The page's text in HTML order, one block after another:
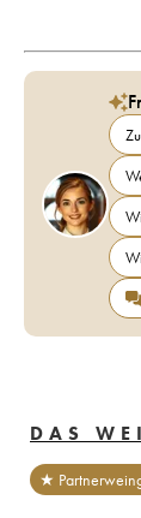
DAS
★